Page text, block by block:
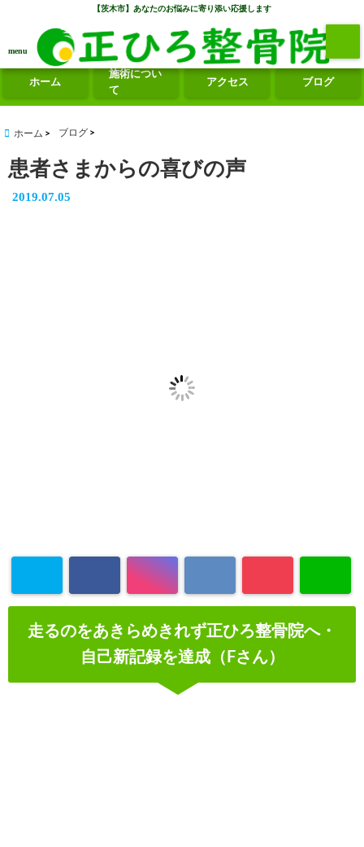
【茨木市】あなたのお悩みに寄り添い応援します
menu
ホーム
施術につい
て
アクセス ブログ
ホーム ブログ
患者さまからの喜びの声
2019.07.05
defined array
走るのをあきらめきれず正ひろ整骨院へ・
自己新記録を達成（Fさん）